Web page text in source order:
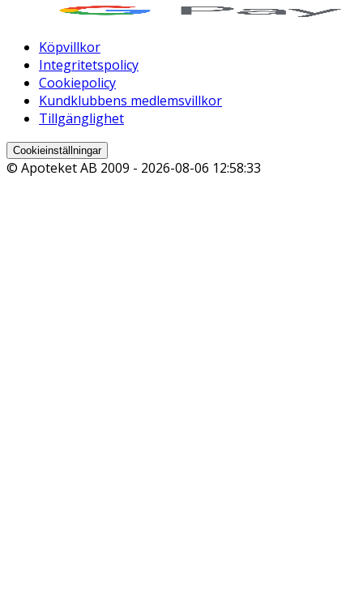
Köpvillkor
Integritetspolicy
Cookiepolicy
Kundklubbens medlemsvillkor
Tillgänglighet
Cookieinställningar
© Apoteket AB 2009 - 2026-08-06 12:58:33